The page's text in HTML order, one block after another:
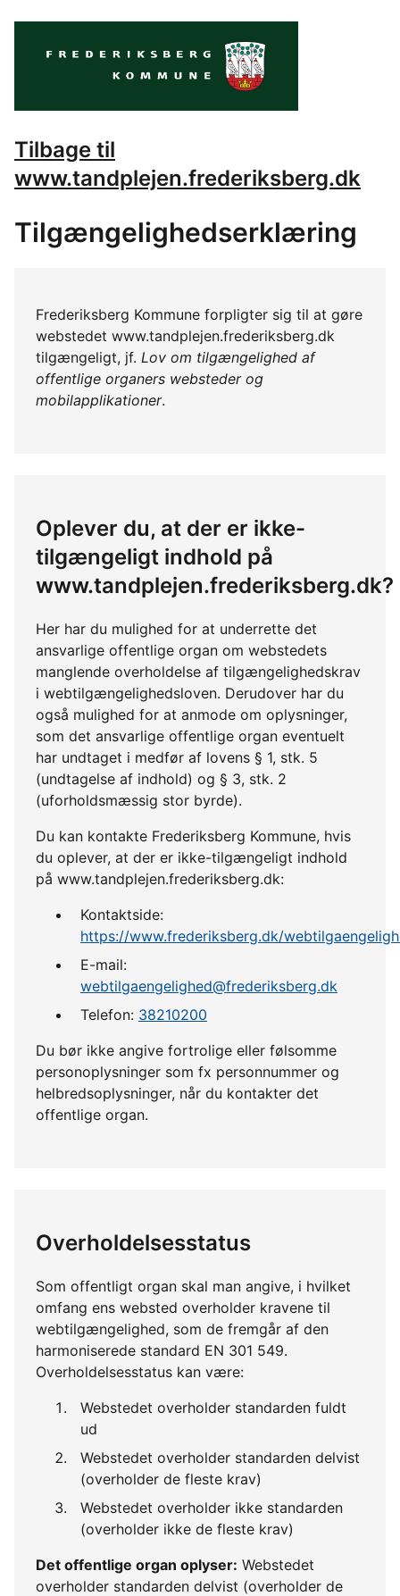
Tilbage til
www.tandplejen.frederiksberg.dk
Tilgængelighedserklæring
Frederiksberg Kommune forpligter sig til at gøre
webstedet www.tandplejen.frederiksberg.dk
tilgængeligt, jf. Lov om tilgængelighed af
offentlige organers websteder og
mobilapplikationer.
Oplever du, at der er ikke-
tilgængeligt indhold på
www.tandplejen.frederiksberg.dk?
Her har du mulighed for at underrette det
ansvarlige offentlige organ om webstedets
manglende overholdelse af tilgængelighedskrav
i webtilgængelighedsloven. Derudover har du
også mulighed for at anmode om oplysninger,
som det ansvarlige offentlige organ eventuelt
har undtaget i medfør af lovens § 1, stk. 5
(undtagelse af indhold) og § 3, stk. 2
(uforholdsmæssig stor byrde).
Du kan kontakte Frederiksberg Kommune, hvis
du oplever, at der er ikke-tilgængeligt indhold
på www.tandplejen.frederiksberg.dk:
Kontaktside:
https://www.frederiksberg.dk/
E-mail:
webtilgaengelighed@frederiksberg.dk
Telefon: 38210200
Du bør ikke angive fortrolige eller følsomme
personoplysninger som fx personnummer og
helbredsoplysninger, når du kontakter det
offentlige organ.
Overholdelsesstatus
Som offentligt organ skal man angive, i hvilket
omfang ens websted overholder kravene til
webtilgængelighed, som de fremgår af den
harmoniserede standard EN 301 549.
Overholdelsesstatus kan være:
Webstedet overholder standarden fuldt
ud
Webstedet overholder standarden delvist
(overholder de fleste krav)
Webstedet overholder ikke standarden
(overholder ikke de fleste krav)
Det offentlige organ oplyser: Webstedet
overholder standarden delvist (overholder de